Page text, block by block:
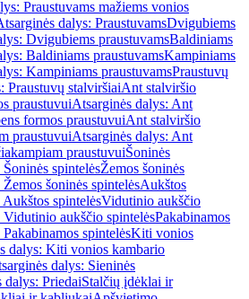
Praustuvams mažiems vonios
dalys: PraustuvamsDvigubiems
Dvigubiems praustuvamsBaldiniams
Baldiniams praustuvamsKampiniams
Kampiniams praustuvamsPraustuvų
Praustuvų stalviršiaiAnt stalviršio
praustuvuiAtsarginės dalys: Ant
formos praustuvuiAnt stalviršio
praustuvuiAtsarginės dalys: Ant
praustuvuiŠoninės
spintelėsŽemos šoninės
šoninės spintelėsAukštos
spintelėsVidutinio aukščio
Vidutinio aukščio spintelėsPakabinamos
spintelėsKiti vonios
dalys: Kiti vonios kambario
dalys: Sieninės
dalys: PriedaiStalčių įdėklai ir